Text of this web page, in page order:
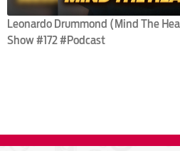
Leonardo Drummond (Mind The
Show #172 #Podcast